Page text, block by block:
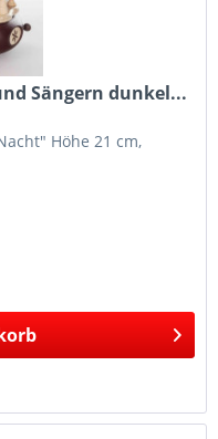
Sängern dunkel...
Höhe 21 cm,